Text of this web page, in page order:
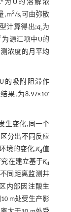
为U的溶解浓
,m2/s,可由弥散
计算得出;qs为
为源汇项中U的
浓度的月平均
的吸附阻滞作
果,为8.97×10-
生变化,同一个
分出不同反应
境的变化,Kd值
在建立基于Kd
同距离监测井
内部因注酸生
m处受生产影